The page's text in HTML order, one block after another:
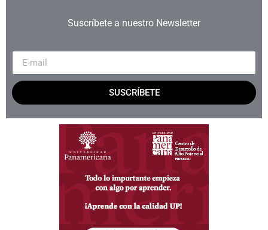
Suscríbete a nuestro Newsletter
SUSCRÍBETE